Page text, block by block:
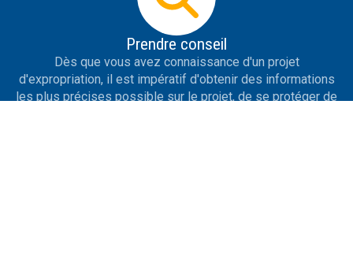
Prendre conseil
Dès que vous avez connaissance d'un projet
d'expropriation, il est impératif d'obtenir des informations
les plus précises possible sur le projet, de se protéger de